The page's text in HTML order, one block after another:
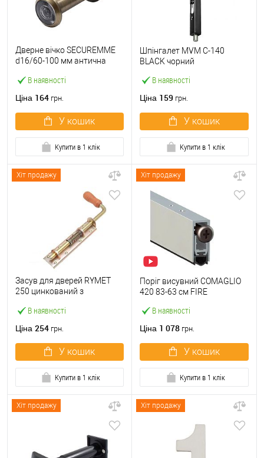
В наявності
Дверне вічко SECUREMME
d16/60-100 мм антична
Ціна 164 грн.
У кошик
Купити в 1 клік
В наявності
Шпінгалет MVM C-140
BLACK чорний
Ціна 159 грн.
У кошик
Купити в 1 клік
Хіт продажу
В наявності
Засув для дверей RYMET
250 цинкований з
ручкою
Ціна 254 грн.
У кошик
Купити в 1 клік
Хіт продажу
В наявності
Поріг висувний COMAGLIO
420 83-63 см FIRE
Ціна 1 078 грн.
У кошик
Купити в 1 клік
Хіт продажу Хіт продажу